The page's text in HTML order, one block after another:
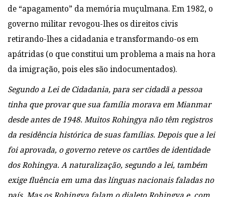
de “apagamento” da memória muçulmana. Em 1982, o
governo militar revogou-lhes os direitos civis
retirando-lhes a cidadania e transformando-os em
apátridas (o que constitui um problema a mais na hora
da imigração, pois eles são indocumentados).
Segundo aLei de Cidadania, para ser cidadã a pessoa
tinha que provar que sua família morava em Mianmar
desde antes de 1948. Muitos Rohingya não têm registros
da residência histórica de suas famílias. Depois que a lei
foi aprovada, o governo reteve os cartões de identidade
dos Rohingya. A naturalização, segundo a lei, também
exige fluência em uma das línguas nacionais faladas no